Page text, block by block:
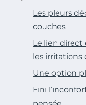
Les pleurs
couches
Le lien
les irritations
Une option
Fini